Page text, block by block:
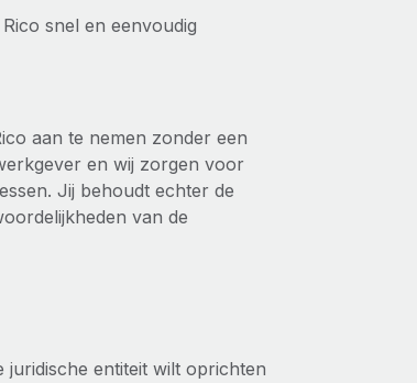
snel en eenvoudig
aan te nemen zonder een
en wij zorgen voor
Jij behoudt echter de
van de
juridische entiteit wilt oprichten